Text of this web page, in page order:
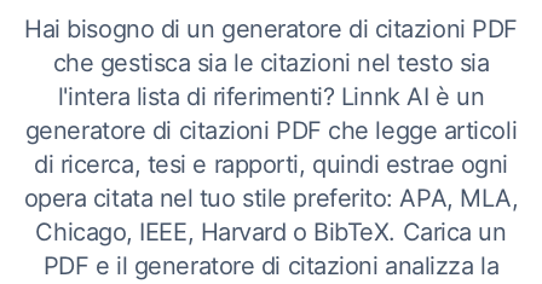
Hai bisogno di un generatore di citazioni PDF
che gestisca sia le citazioni nel testo sia
l'intera lista di riferimenti? Linnk AI è un
generatore di citazioni PDF che legge articoli
di ricerca, tesi e rapporti, quindi estrae ogni
opera citata nel tuo stile preferito: APA, MLA,
Chicago, IEEE, Harvard o BibTeX. Carica un
PDF e il generatore di citazioni analizza la